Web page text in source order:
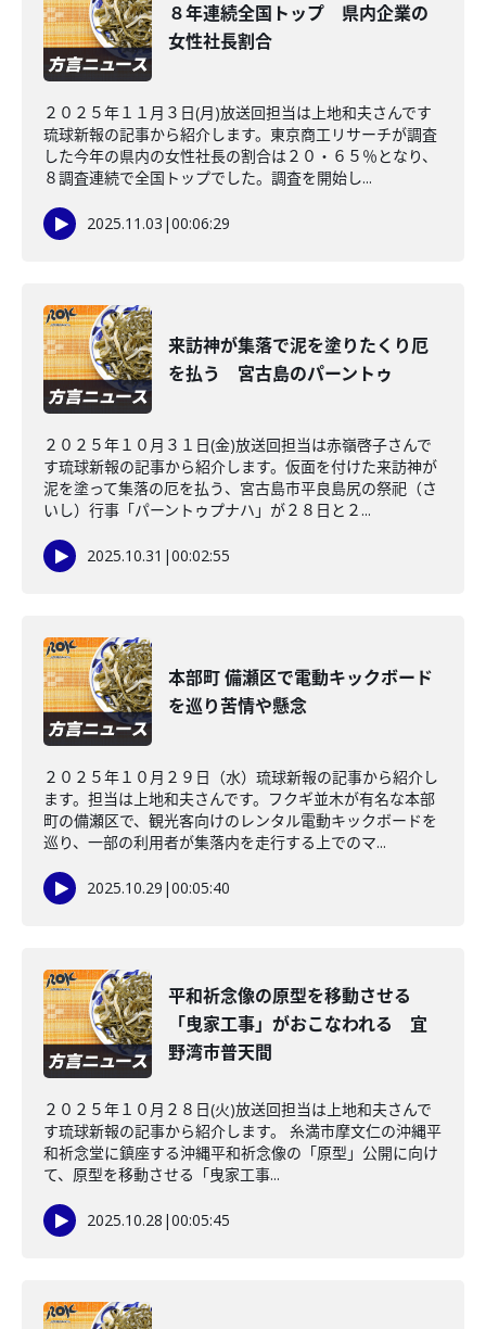
８年連続全国トップ 県内企業の
女性社長割合
２０２５年１１月３日(月)放送回担当は上地和夫さんです
琉球新報の記事から紹介します。東京商工リサーチが調査
した今年の県内の女性社長の割合は２０・６５％となり、
８調査連続で全国トップでした。調査を開始し...
2025.11.03 |00:06:29
来訪神が集落で泥を塗りたくり厄
を払う 宮古島のパーントゥ
２０２５年１０月３１日(金)放送回担当は赤嶺啓子さんで
す琉球新報の記事から紹介します。仮面を付けた来訪神が
泥を塗って集落の厄を払う、宮古島市平良島尻の祭祀（さ
いし）行事「パーントゥプナハ」が２８日と２...
2025.10.31 |00:02:55
本部町 備瀬区で電動キックボード
を巡り苦情や懸念
２０２５年１０月２９日（水）琉球新報の記事から紹介し
ます。担当は上地和夫さんです。フクギ並木が有名な本部
町の備瀬区で、観光客向けのレンタル電動キックボードを
巡り、一部の利用者が集落内を走行する上でのマ...
2025.10.29 |00:05:40
平和祈念像の原型を移動させる
「曳家工事」がおこなわれる 宜
野湾市普天間
２０２５年１０月２８日(火)放送回担当は上地和夫さんで
す琉球新報の記事から紹介します。 糸満市摩文仁の沖縄平
和祈念堂に鎮座する沖縄平和祈念像の「原型」公開に向け
て、原型を移動させる「曳家工事...
2025.10.28 |00:05:45